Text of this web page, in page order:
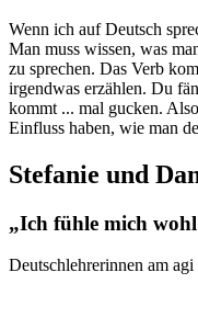
Wenn ich auf Deutsch
Man muss wissen, was
zu sprechen. Das Verb
irgendwas erzählen. Du
kommt ... mal gucken.
Einfluss haben, wie man
Stefanie und
Ich fühle mich
Deutschlehrerinnen am agi